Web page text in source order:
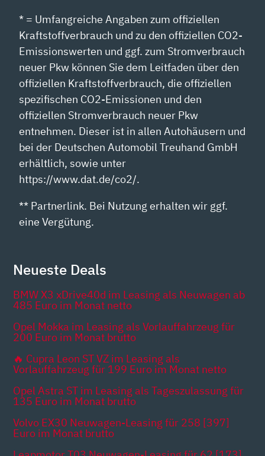
* = Umfangreiche Angaben zum offiziellen
Kraftstoffverbrauch und zu den offiziellen CO2-
Emissionswerten und ggf. zum Stromverbrauch
neuer Pkw können Sie dem Leitfaden über den
offiziellen Kraftstoffverbrauch, die offiziellen
spezifischen CO2-Emissionen und den
offiziellen Stromverbrauch neuer Pkw
entnehmen. Dieser ist in allen Autohäusern und
bei der Deutschen Automobil Treuhand GmbH
erhältlich, sowie unter
https://www.dat.de/co2/.
** Partnerlink. Bei Nutzung erhalten wir ggf.
eine Vergütung.
Neueste Deals
BMW X3 xDrive40d im Leasing als Neuwagen ab
485 Euro im Monat netto
Opel Mokka im Leasing als Vorlauffahrzeug für
200 Euro im Monat brutto
🔥 Cupra Leon ST VZ im Leasing als
Vorlauffahrzeug für 199 Euro im Monat netto
Opel Astra ST im Leasing als Tageszulassung für
135 Euro im Monat brutto
Volvo EX30 Neuwagen-Leasing für 258 [397]
Euro im Monat brutto